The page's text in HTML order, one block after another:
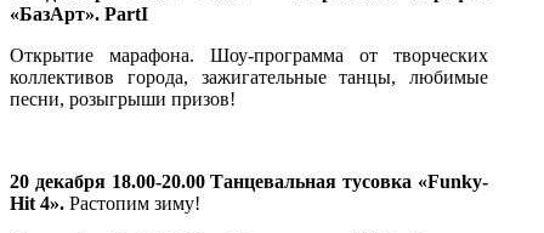
«БазАрт». PartI
Открытие марафона. Шоу-программа от творческих
коллективов города, зажигательные танцы, любимые
песни, розыгрыши призов!
20 декабря 18.00-20.00 Танцевальная тусовка «Funky-
Hit 4». Растопим зиму!